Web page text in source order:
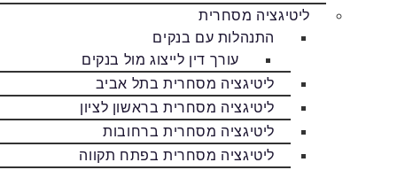
ליטיגציה מסחרית
התנהלות עם בנקים
עורך דין לייצוג מול בנקים
ליטיגציה מסחרית בתל אביב
ליטיגציה מסחרית בראשון לציון
ליטיגציה מסחרית ברחובות
ליטיגציה מסחרית בפתח תקווה